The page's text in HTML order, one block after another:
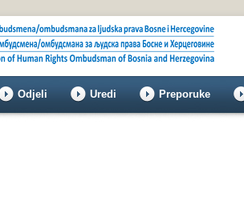
Odjeli Uredi Preporuke